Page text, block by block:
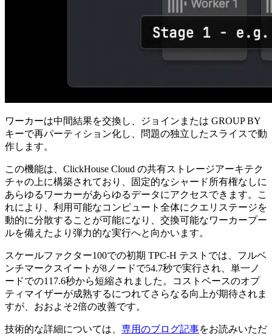
ワーカーは中間結果を交換し、ジョインまたは GROUP BY
キーで再パーティション化し、問題の独立したスライスで動
作します。
この機能は、ClickHouse Cloud の共有ストレージアーキテク
チャの上に構築されており、固定的なシャード所有権なしに
あらゆるワーカーがあらゆるデータにアクセスできます。こ
れにより、利用可能なコンピュート全体にクエリステージを
動的に分散することが可能になり、交換可能なワーカープー
ルを備えたより弾力的な実行へと向かいます。
スケールファクター100での初期 TPC-H テストでは、フルベ
ンチマークスイートが8ノードで54.7秒で実行され、単一ノ
ードでの117.6秒から短縮されました。コストベースのオプ
ティマイザーが成熟するにつれてさらなる向上が期待されま
すが、おおよそ2倍の改善です。
技術的な詳細については、 専用のブログ記事をお読みいただ